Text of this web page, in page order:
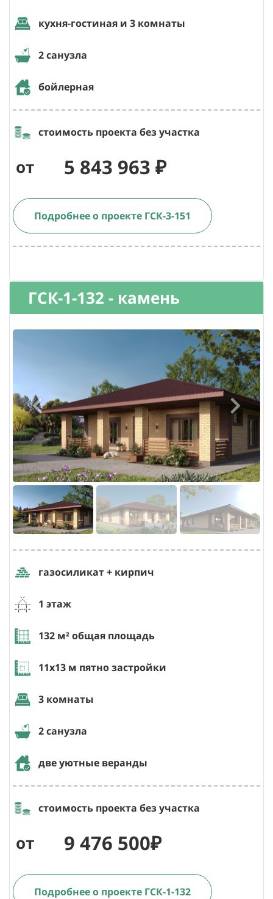
кухня-гостиная и 3 комнаты
2 санузла
бойлерная
стоимость проекта без участка
от 5 843 963 ₽
Подробнее о проекте ГСК-3-151
ГСК-1-132 - камень
газосиликат + кирпич
1 этаж
132 м² общая площадь
11х13 м пятно застройки
3 комнаты
2 санузла
две уютные веранды
стоимость проекта без участка
от 9 476 500₽
Подробнее о проекте ГСК-1-132